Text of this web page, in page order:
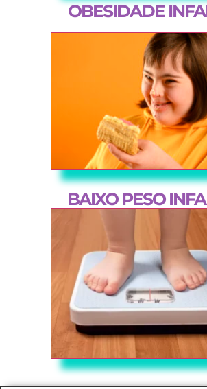
OBESIDADE
BAIXO PESO